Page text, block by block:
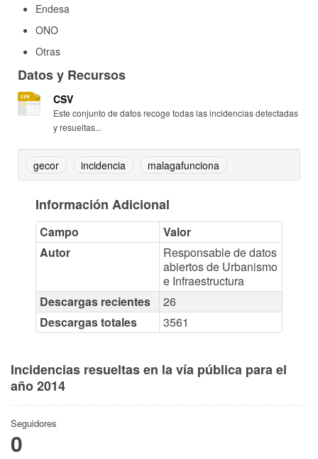
Endesa
ONO
Otras
Datos y Recursos
CSV
Este conjunto de datos recoge todas las incidencias detectadas
y resueltas...
gecor incidencia malagafunciona
Información Adicional
Campo
Valor
Autor
Responsable de datos
abiertos de Urbanismo
e Infraestructura
Descargas recientes
26
Descargas totales
3561
Incidencias resueltas en la vía pública para el
año 2014
Seguidores
0